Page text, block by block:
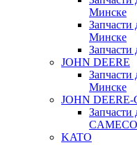
Минске
Запчасти
Минске
Запчасти
JOHN DEERE
Запчасти
Минске
JOHN
KATO